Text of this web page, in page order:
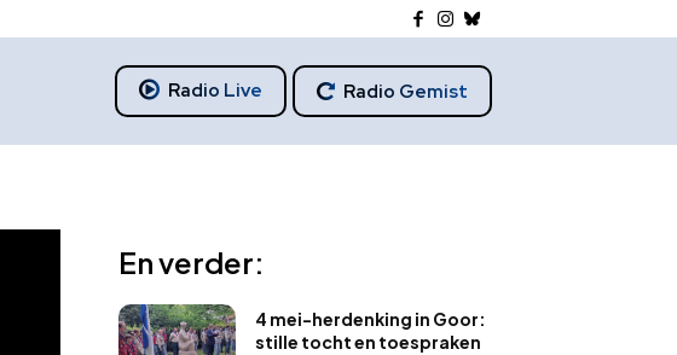
Radio Live Radio Gemist
En verder:
4 mei-herdenking in Goor:
stille tocht en toespraken